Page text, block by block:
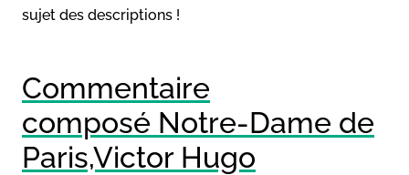
sujet des descriptions !
Commentaire
composé Notre-Dame de
Paris,Victor Hugo